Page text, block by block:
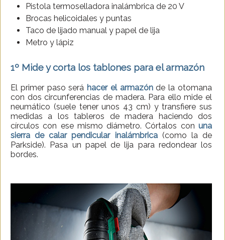
Pistola termoselladora inalámbrica de 20 V
Brocas helicoidales y puntas
Taco de lijado manual y papel de lija
Metro y lápiz
1º Mide y corta los tablones para el armazón
El primer paso será hacer el armazónde la otomana
con dos circunferencias de madera. Para ello mide el
neumático (suele tener unos 43 cm) y transfiere sus
medidas a los tableros de madera haciendo dos
círculos con ese mismo diámetro. Córtalos con una
sierra de calar pendicular inalámbrica(como la de
Parkside). Pasa un papel de lija para redondear los
bordes.